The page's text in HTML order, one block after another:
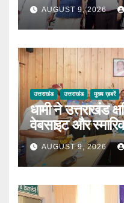
AUGUST 9, 2026
उत्तराखंड उत्तराखंड मुख्य ख़बरें
धामी ने उत्तराखंड
वेबसाइट और
AUGUST 9, 2026